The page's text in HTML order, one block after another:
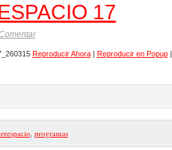
17
Reproducir Ahora| Reproducir en Popup|
, programas